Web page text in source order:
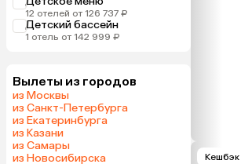
12 отелей от 126 737 ₽
Детский бассейн
1 отель от 142 999 ₽
Вылеты из городов
из Москвы
из Санкт-Петербурга
из Екатеринбурга
из Казани
из Самары
из Новосибирска
Кешбэк